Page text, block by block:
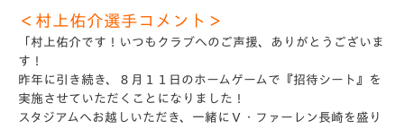
＜村上佑介選手コメント＞
「村上佑介です！いつもクラブへのご声援、ありがとうございま
す！
昨年に引き続き、８月１１日のホームゲームで『招待シート』を
実施させていただくことになりました！
スタジアムへお越しいただき、一緒にＶ・ファーレン長崎を盛り